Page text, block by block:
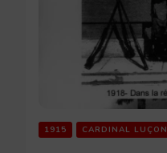
1915 CARDINAL LUÇON